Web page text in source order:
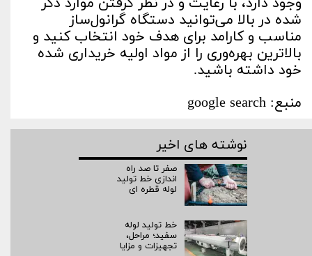
شده در بالا می‌توانید دستگاه گرانول‌ساز
مناسب و کارامد برای هدف خود انتخاب کنید و
بالاترین بهره‌وری را از مواد اولیه خریداری شده
خود داشته باشید.
منبع: google search
نوشته های اخیر
صفر تا صد راه‌
اندازی خط تولید
لوله قطره ای
خط تولید لوله
سفید؛ مراحل،
تجهیزات و مزایا